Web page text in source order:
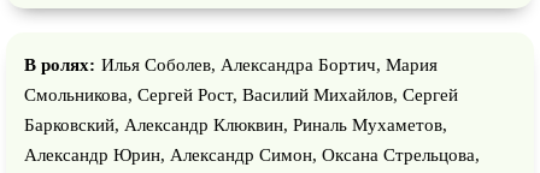
В ролях: Илья Соболев, Александра Бортич, Мария
Смольникова, Сергей Рост, Василий Михайлов, Сергей
Барковский, Александр Клюквин, Риналь Мухаметов,
Александр Юрин, Александр Симон, Оксана Стрельцова,